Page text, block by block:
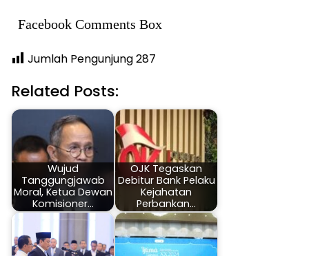
Facebook Comments Box
Jumlah Pengunjung287
Related Posts:
Wujud
Tanggungjawab
Moral, Ketua Dewan
Komisioner…
OJK Tegaskan
Debitur Bank Pelaku
Kejahatan
Perbankan…